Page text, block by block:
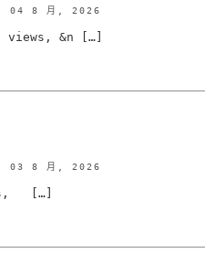
04 8 月, 2026
views, &n […]
03 8 月, 2026
[…]